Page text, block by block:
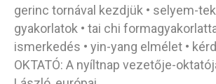
gerinc tornával kezdjük • selyem-
gyakorlatok • tai chi
ismerkedés • yin-yang elmélet •
OKTATÓ: A nyíltnap vezetője-